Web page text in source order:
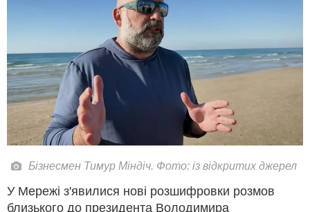
Бізнесмен Тимур Міндіч. Фото: із відкритих джерел
У Мережі з'явилися нові розшифровки розмов
близького до президента Володимира